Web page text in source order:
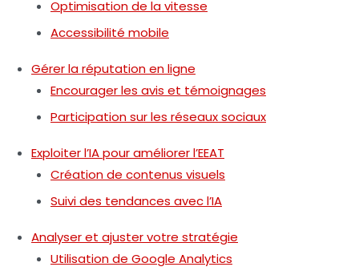
Optimisation de la vitesse
Accessibilité mobile
Gérer la réputation en ligne
Encourager les avis et témoignages
Participation sur les réseaux sociaux
Exploiter l’IA pour améliorer l’EEAT
Création de contenus visuels
Suivi des tendances avec l’IA
Analyser et ajuster votre stratégie
Utilisation de Google Analytics